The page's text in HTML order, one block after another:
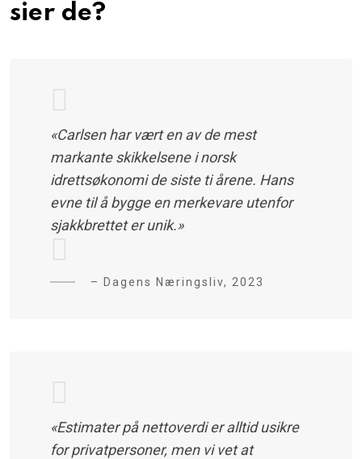
sier de?
«Carlsen har vært en av de mest
markante skikkelsene i norsk
idrettsøkonomi de siste ti årene. Hans
evne til å bygge en merkevare utenfor
sjakkbrettet er unik.»
– Dagens Næringsliv, 2023
«Estimater på nettoverdi er alltid usikre
for privatpersoner, men vi vet at